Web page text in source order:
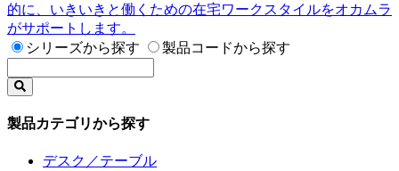
的に、いきいきと働くための在宅ワークスタイルをオカムラ
がサポートします。
シリーズから探す
製品コードから探す
製品カテゴリから探す
デスク／テーブル